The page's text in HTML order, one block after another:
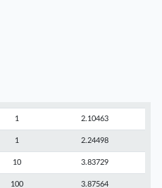
1 2.10463
1 2.24498
10 3.83729
100 3.87564